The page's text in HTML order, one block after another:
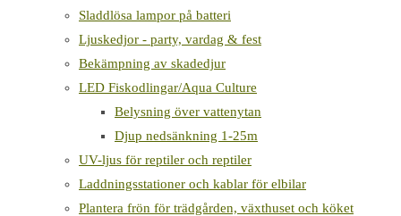
Sladdlösa lampor på batteri
Ljuskedjor - party, vardag & fest
Bekämpning av skadedjur
LED Fiskodlingar/Aqua Culture
Belysning över vattenytan
Djup nedsänkning 1-25m
UV-ljus för reptiler och reptiler
Laddningsstationer och kablar för elbilar
Plantera frön för trädgården, växthuset och köket